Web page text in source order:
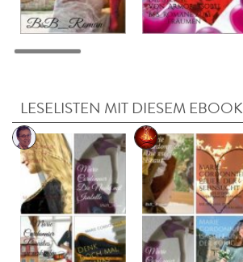
LESELISTEN MIT DIESEM EBOOK